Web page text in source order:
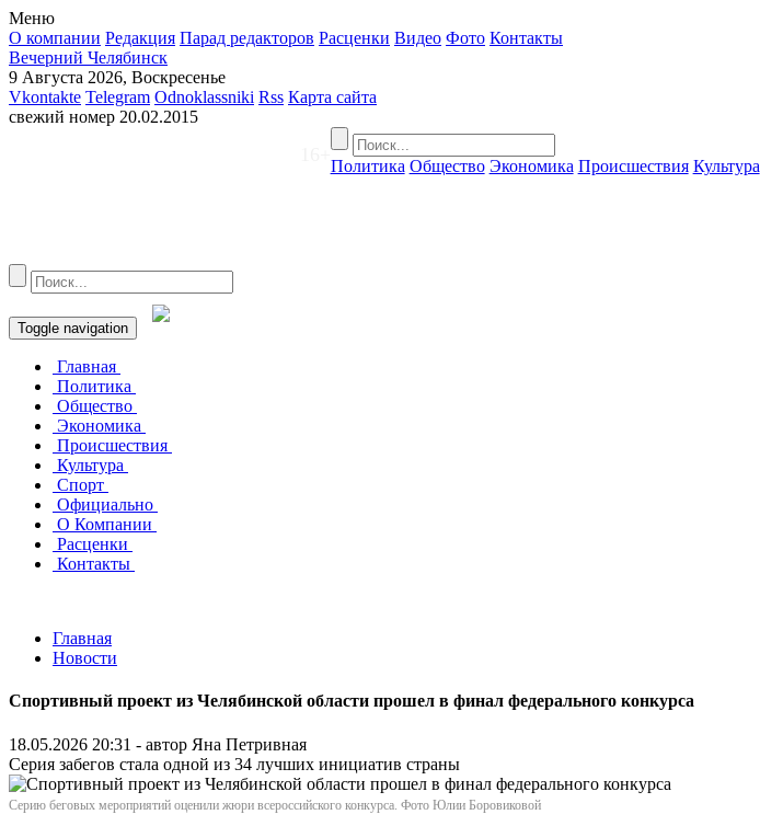
Меню
О компании Редакция Парад редакторов Расценки Видео Фото Контакты
Вечерний Челябинск
9 Августа 2026, Воскресенье
Vkontakte Telegram Odnoklassniki Rss Карта сайта
свежий номер 20.02.2015
Политика Общество Экономика Происшествия Культура
Toggle navigation
Главная
Политика
Общество
Экономика
Происшествия
Культура
Спорт
Официально
О Компании
Расценки
Контакты
Главная
Новости
Спортивный проект из Челябинской области прошел в финал федерального конкурса
18.05.2026 20:31 - автор Яна Петривная
Серия забегов стала одной из 34 лучших инициатив страны
Серию беговых мероприятий оценили жюри всероссийского конкурса. Фото Юлии Боровиковой